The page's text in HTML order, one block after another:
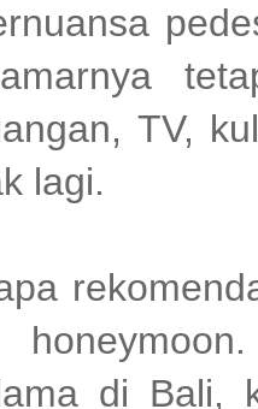
TV,
lagi.
di Bali,